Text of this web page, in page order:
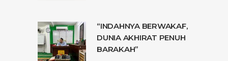
“INDAHNYA BERWAKAF,
DUNIA AKHIRAT PENUH
BARAKAH”